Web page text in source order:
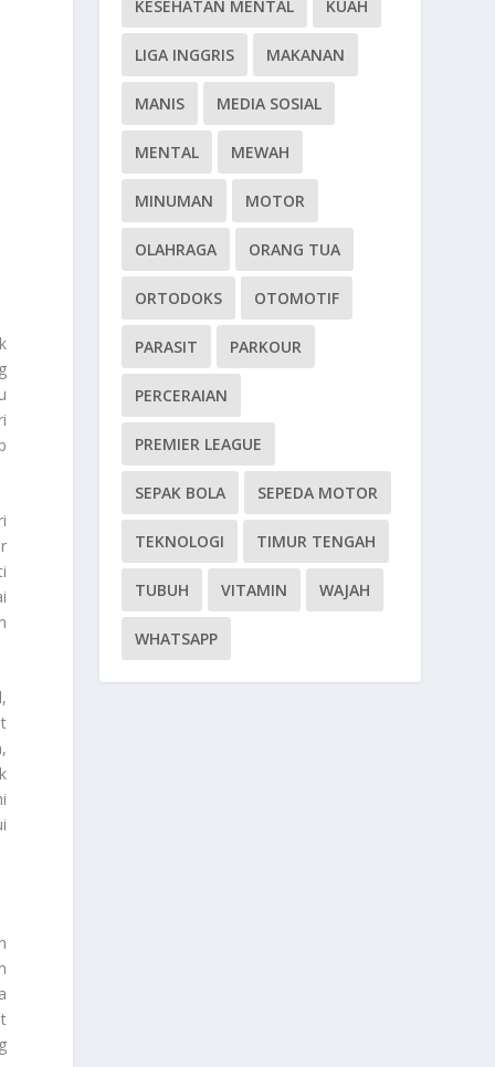
KESEHATAN MENTAL KUAH
LIGA INGGRIS MAKANAN
MANIS MEDIA SOSIAL
MENTAL MEWAH
MINUMAN MOTOR
OLAHRAGA ORANG TUA
ORTODOKS OTOMOTIF
PARASIT PARKOUR
PERCERAIAN
PREMIER LEAGUE
SEPAK BOLA SEPEDA MOTOR
TEKNOLOGI TIMUR TENGAH
TUBUH VITAMIN WAJAH
WHATSAPP